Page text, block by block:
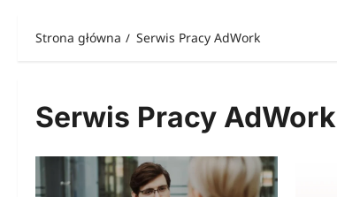
Strona główna Serwis Pracy AdWork
Serwis Pracy AdWork